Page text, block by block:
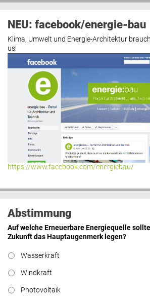
NEU: facebook/energie-bau
Klima, Umwelt und Energie-Architektur
us!
https://www.facebook.com/energiebau/
Abstimmung
Auf welche Erneuerbare Energiequelle
Zukunft das Hauptaugenmerk legen?
Wasserkraft
Windkraft
Photovoltaik